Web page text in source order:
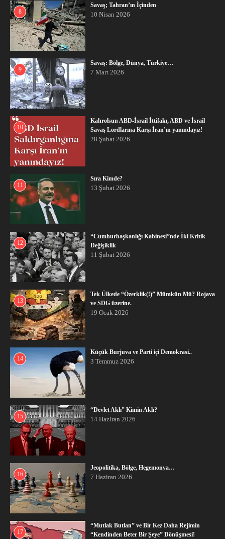
8
Savaş; Tahran’ın İçinden
10 Nisan 2026
9
Savaş: Bölge, Dünya, Türkiye…
7 Mart 2026
10
Kahrolsun ABD-İsrail İttifakı, ABD ve İsrail
Savaş Lordlarına Karşı İran’ın yanındayız!
28 Şubat 2026
11
Sıra Kimde?
13 Şubat 2026
12
“Cumhurbaşkanlığı Kabinesi”nde İki Kritik
Değişiklik
11 Şubat 2026
13
Tek Ülkede “Özerklik(!)” Mümkün Mü? Rojava
ve SDG üzerine.
19 Ocak 2026
14
Küçük Burjuva ve Parti içi Demokrasi..
3 Temmuz 2026
15
“Devlet Aklı” Kimin Aklı?
14 Haziran 2026
16
Jeopolitika, Bölge, Hegemonya…
7 Haziran 2026
17
“Mutlak Butlan” ve Bir Kez Daha Rejimin
“Kendinden Beter Bir Şeye” Dönüşmesi!